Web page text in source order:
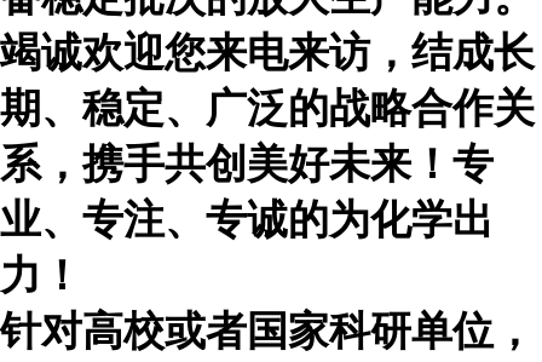
竭诚欢迎您来电来访，结成长
期、稳定、广泛的战略合作关
系，携手共创美好未来！专
业、专注、专诚的为化学出
力！
针对高校或者国家科研单位，